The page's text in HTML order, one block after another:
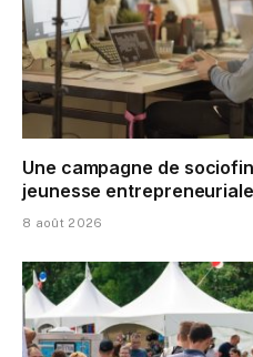
Une campagne de
jeunesse entrepreneuriale
8 août 2026